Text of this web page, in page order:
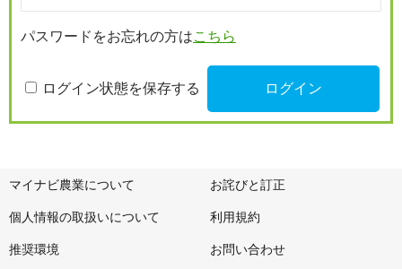
パスワードをお忘れの方はこちら
ログイン状態を保存する
マイナビ農業について お詫びと訂正
個人情報の取扱いについて 利用規約
推奨環境 お問い合わせ